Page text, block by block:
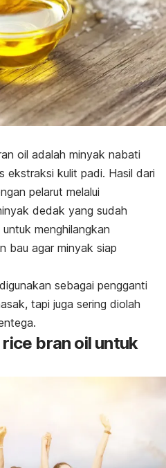
oil adalah minyak nabati
ekstraksi kulit padi. Hasil dari
pelarut melalui
dedak yang sudah
menghilangkan
bau agar minyak siap
sebagai pengganti
tapi juga sering diolah
bran oil untuk